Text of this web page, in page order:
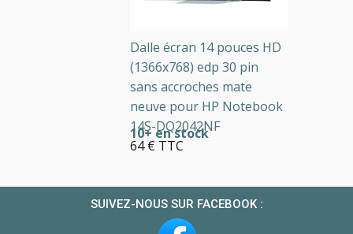
10+ en stock
Dalle écran 14 pouces HD
(1366x768) edp 30 pin
sans accroches mate
neuve pour HP Notebook
14S-DQ2042NF
64 € TTC
SUIVEZ-NOUS SUR FACEBOOK :